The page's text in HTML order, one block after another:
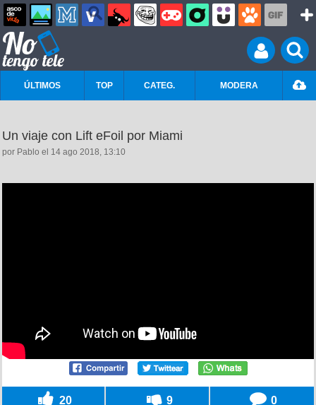
ÚLTIMOS TOP CATEG. MODERA
Un viaje con Lift eFoil por Miami
por Pablo el 14 ago 2018, 13:10
20 9 0